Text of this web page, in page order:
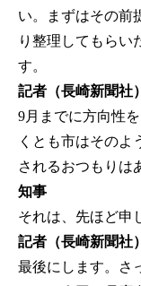
い。まずはその前
り整理してもらい
す。
記者（長崎新聞社）
9月までに方向性
くとも市はそのよ
されるおつもりは
知事
それは、先ほど申
記者（長崎新聞社）
最後にします。さ